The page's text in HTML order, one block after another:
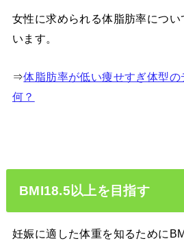
女性に求められる体脂肪率につ
います。
⇒体脂肪率が低い痩せすぎ体型
何？
BMI18.5以上を目指す
妊娠に適した体重を知るために